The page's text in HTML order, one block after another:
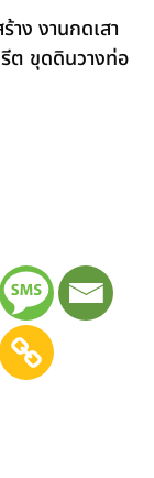
ง งานกดเสา
ต ขุดดินวางท่อ